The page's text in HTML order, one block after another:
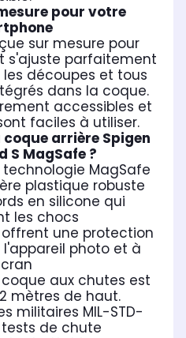
pour votre
sur mesure pour
s'ajuste parfaitement
découpes et tous
dans la coque.
accessibles et
faciles à utiliser.
arrière Spigen
S MagSafe ?
MagSafe
plastique robuste
en silicone qui
les chocs
offrent une protection
photo et à
aux chutes est
mètres de haut.
militaires MIL-STD-
tests de chute